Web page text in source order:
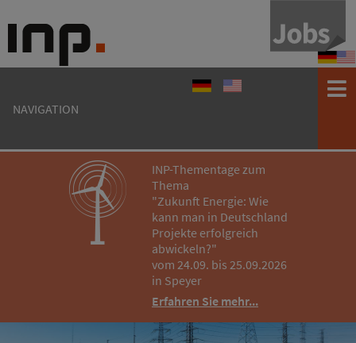
NAVIGATION
ProgrammProgramm
INP-Thementage zum
Thema
"Zukunft Energie: Wie
kann man in Deutschland
Projekte erfolgreich
abwickeln?"
vom 24.09. bis 25.09.2026
in Speyer
Erfahren Sie mehr...